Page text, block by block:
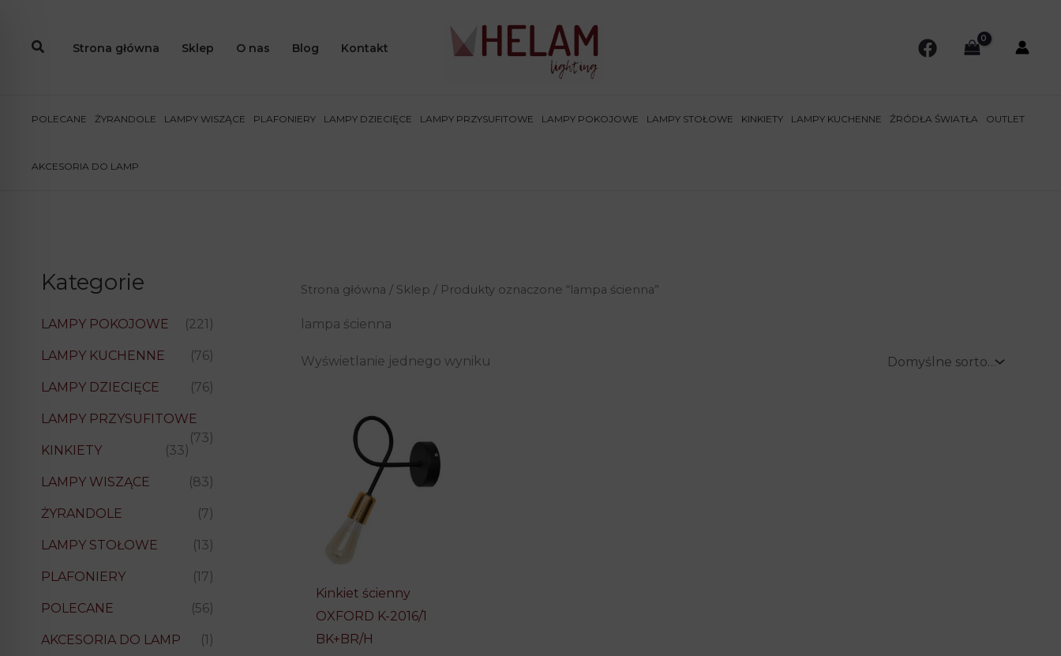
Strona główna Sklep O nas Blog Kontakt
POLECANE ŻYRANDOLE LAMPY WISZĄCE PLAFONIERY LAMPY DZIECIĘCE LAMPY PRZYSUFITOWE LAMPY POKOJOWE LAMPY STOŁOWE KINKIETY LAMPY KUCHENNE ŹRÓDŁA ŚWIATŁA OUTLET
AKCESORIA DO LAMP
Kategorie
LAMPY POKOJOWE (221)
LAMPY KUCHENNE (76)
LAMPY DZIECIĘCE (76)
LAMPY PRZYSUFITOWE
(73)
KINKIETY
(33)
LAMPY WISZĄCE (83)
ŻYRANDOLE (7)
LAMPY STOŁOWE (13)
PLAFONIERY (17)
POLECANE (56)
AKCESORIA DO LAMP (1)
Strona główna / Sklep / Produkty oznaczone “lampa ścienna”
lampa ścienna
Wyświetlanie jednego wyniku
Kinkiet ścienny
OXFORD K-2016/1
BK+BR/H